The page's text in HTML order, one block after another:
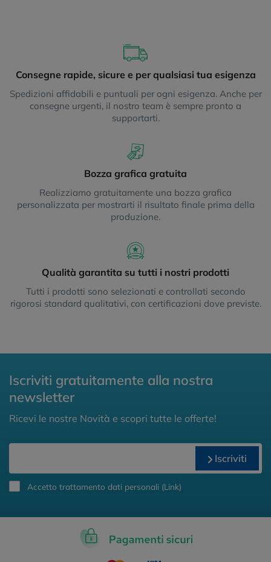
Consegne rapide, sicure e per qualsiasi tua esigenza
Spedizioni affidabili e puntuali per ogni esigenza. Anche per
consegne urgenti, il nostro team è sempre pronto a
supportarti.
Bozza grafica gratuita
Realizziamo gratuitamente una bozza grafica
personalizzata per mostrarti il risultato finale prima della
produzione.
Qualità garantita su tutti i nostri prodotti
Tutti i prodotti sono selezionati e controllati secondo
rigorosi standard qualitativi, con certificazioni dove previste.
Iscriviti gratuitamente alla nostra
newsletter
Ricevi le nostre Novità e scopri tutte le offerte!
Iscriviti
Accetto trattamento dati personali (Link)